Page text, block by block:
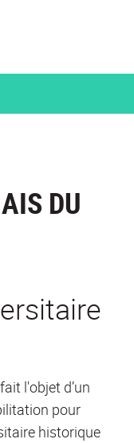
DU
l'objet d’un
pour
historique